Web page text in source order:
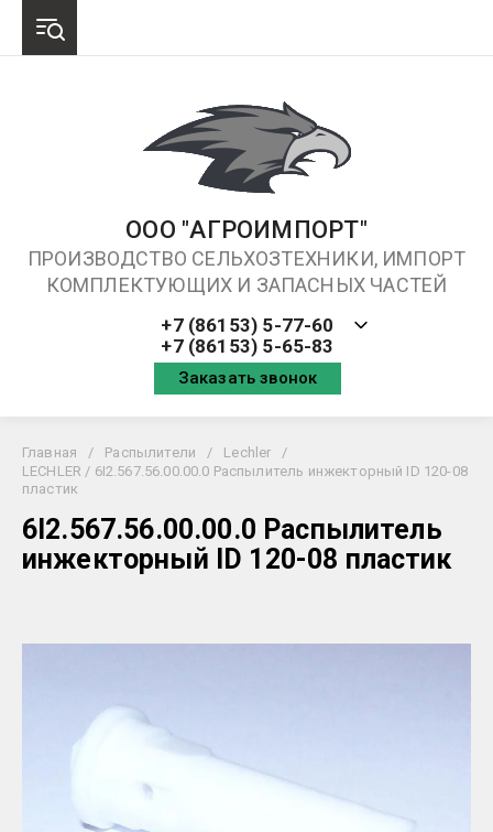
ООО "АГРОИМПОРТ"
ПРОИЗВОДСТВО СЕЛЬХОЗТЕХНИКИ, ИМПОРТ
КОМПЛЕКТУЮЩИХ И ЗАПАСНЫХ ЧАСТЕЙ
+7 (86153) 5-77-60
+7 (86153) 5-65-83
Заказать звонок
Главная / Распылители / Lechler
/
LECHLER / 6I2.567.56.00.00.0 Распылитель инжекторный ID 120-08
пластик
6I2.567.56.00.00.0 Распылитель
инжекторный ID 120-08 пластик